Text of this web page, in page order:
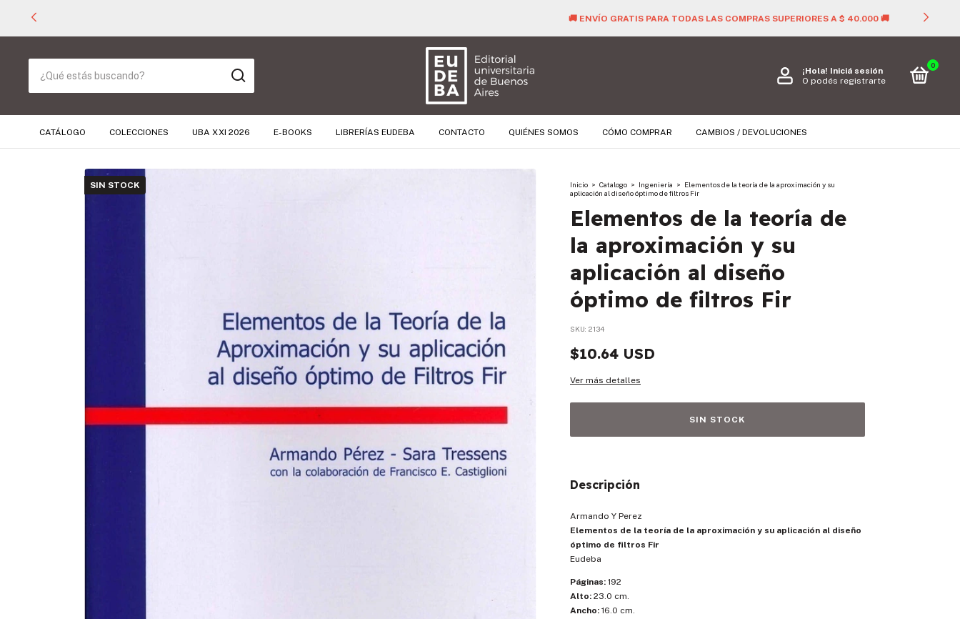
🚚 ENVÍO GRATIS PARA TODAS LAS COMPRAS SUPERIORES A $ 40.000 🚚
¡Hola! Iniciá sesión
O podés registrarte
0
CATÁLOGO COLECCIONES UBA XXI 2026 E-BOOKS LIBRERÍAS EUDEBA CONTACTO QUIÉNES SOMOS CÓMO COMPRAR CAMBIOS / DEVOLUCIONES
SIN STOCK Inicio > Catalogo > Ingeniería > Elementos de la teoría de la aproximación y su
aplicación al diseño óptimo de filtros Fir
Elementos de la teoría de
la aproximación y su
aplicación al diseño
óptimo de filtros Fir
SKU: 2134
$10.64 USD
Ver más detalles
Descripción
Armando Y Perez
Elementos de la teoría de la aproximación y su aplicación al diseño
óptimo de filtros Fir
Eudeba
Páginas: 192
Alto: 23.0 cm.
Ancho: 16.0 cm.